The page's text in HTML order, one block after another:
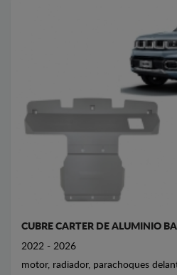
CUBRE CARTER DE ALUMINIO
2022 - 2026
motor, radiador, parachoques